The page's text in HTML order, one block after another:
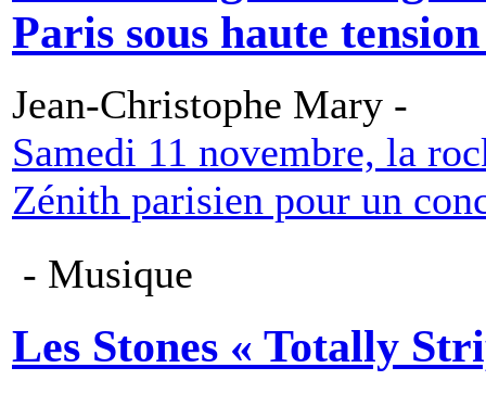
Paris sous haute
Jean-Christophe Mary -
Samedi 11 novembre, la
Zénith parisien pour un
- Musique
Les Stones « Totally